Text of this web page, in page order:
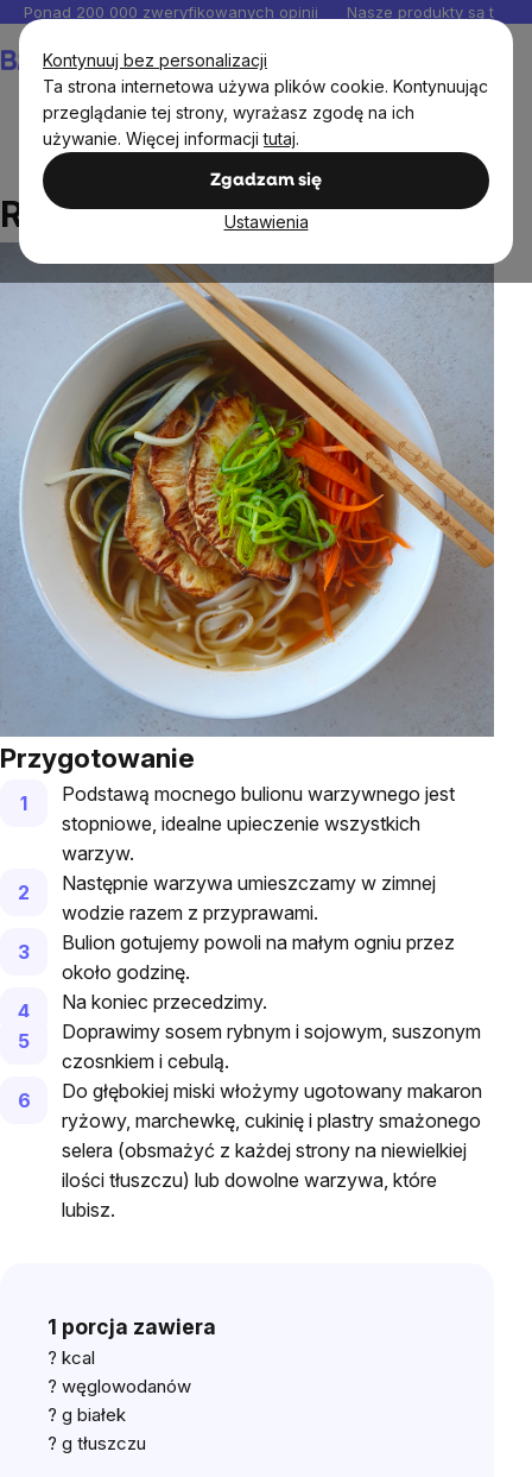
Kontynuuj bez personalizacji
Ta strona internetowa używa plików cookie. Kontynuując
przeglądanie tej strony, wyrażasz zgodę na ich
używanie. Więcej informacjitutaj.
Zgadzam się
Ustawienia
Przejść
do
treści
Ponad 200 000 zweryfikowanych opinii Nasze produkty są
Ramen warzywny
Ramen warzywny
Przygotowanie
Podstawą mocnego bulionu warzywnego jest
stopniowe, idealne upieczenie wszystkich
warzyw.
Następnie warzywa umieszczamy w zimnej
wodzie razem z przyprawami.
Bulion gotujemy powoli na małym ogniu przez
około godzinę.
Na koniec przecedzimy.
Doprawimy sosem rybnym i sojowym, suszonym
czosnkiem i cebulą.
Do głębokiej miski włożymy ugotowany makaron
ryżowy, marchewkę, cukinię i plastry smażonego
selera (obsmażyć z każdej strony na niewielkiej
ilości tłuszczu) lub dowolne warzywa, które
lubisz.
1 porcja zawiera
? kcal
? węglowodanów
? g białek
? g tłuszczu